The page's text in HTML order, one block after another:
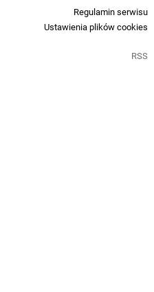
Regulamin serwisu
Ustawienia plików cookies
RSS